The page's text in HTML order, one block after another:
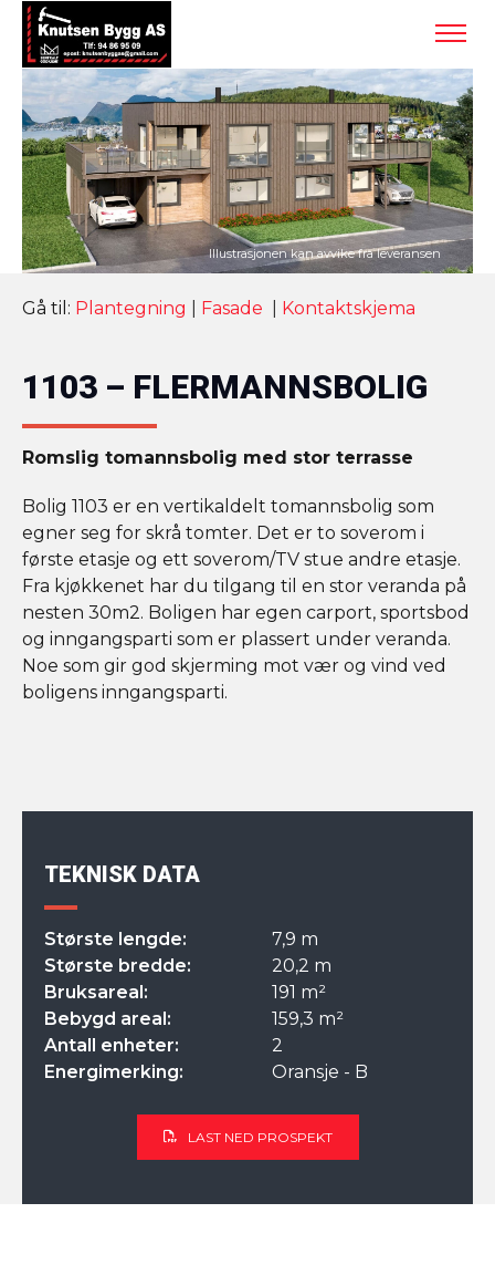
Gå til: Plantegning Fasade Kontaktskjema
1103 – FLERMANNSBOLIG
Romslig tomannsbolig med stor terrasse
Bolig 1103 er en vertikaldelt tomannsbolig som
egner seg for skrå tomter. Det er to soverom i
første etasje og ett soverom/TV stue andre etasje.
Fra kjøkkenet har du tilgang til en stor veranda på
nesten 30m2. Boligen har egen carport, sportsbod
og inngangsparti som er plassert under veranda.
Noe som gir god skjerming mot vær og vind ved
boligens inngangsparti.
TEKNISK DATA
Største lengde:
7,9 m
Største bredde:
20,2 m
Bruksareal:
191 m²
Bebygd areal:
159,3 m²
Antall enheter:
2
Energimerking:
Oransje - B
LAST NED PROSPEKT